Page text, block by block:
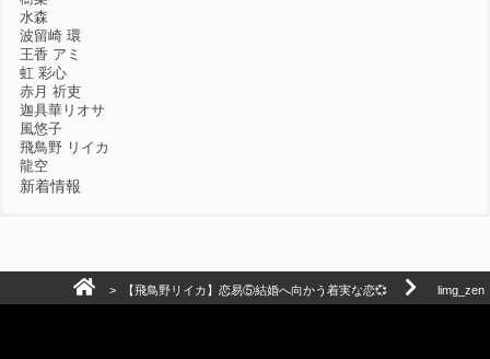
水森
波留崎 環
王香 アミ
虹 彩心
赤月 祈吏
迦具華リオサ
風悠子
飛鳥野 リイカ
龍空
新着情報
> 【飛鳥野リイカ】恋易⑤結婚へ向かう着実な恋💞 limg_zen